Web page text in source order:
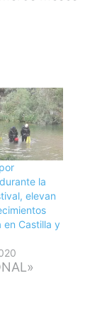
la
elevan
en Castilla y